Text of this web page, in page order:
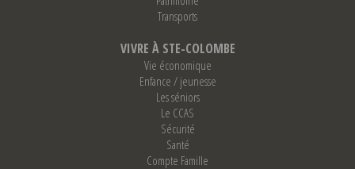
Transports
VIVRE À STE-COLOMBE
Vie économique
Enfance / jeunesse
Les séniors
Le CCAS
Sécurité
Santé
Compte Famille